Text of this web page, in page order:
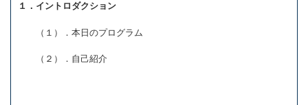
１．イントロダクション
（１）．本日のプログラム
（２）．自己紹介